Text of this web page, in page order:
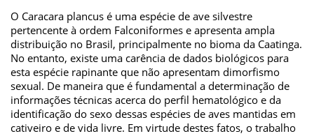
O Caracara plancus é uma espécie de ave silvestre
pertencente à ordem Falconiformes e apresenta ampla
distribuição no Brasil, principalmente no bioma da Caatinga.
No entanto, existe uma carência de dados biológicos para
esta espécie rapinante que não apresentam dimorfismo
sexual. De maneira que é fundamental a determinação de
informações técnicas acerca do perfil hematológico e da
identificação do sexo dessas espécies de aves mantidas em
cativeiro e de vida livre. Em virtude destes fatos, o trabalho